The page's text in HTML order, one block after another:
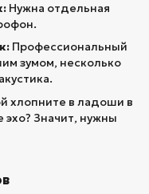
Нужна отдельная
Профессиональный
зумом, несколько
хлопните в ладоши в
эхо? Значит, нужны